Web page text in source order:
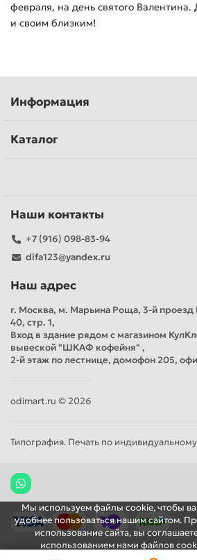
февраля, на день святого Валентина.
и своим близким!
Информация
Каталог
Наши контакты
+7 (916) 098-83-94
difa123@yandex.ru
Наш адрес
г. Москва, м. Марьина Роща, 3-й
40, стр. 1,
Вход в здание рядом с магазином
вывеской "ШКАФ кофейня" ,
2-й этаж по лестнице, домофон 205,
odimart.ru © 2026
Типография. Печать по индивидуальному
Мы используем файлы cookie, чтобы
удобнее пользоваться нашим сайтом.
использование сайта, вы
использованием нами файлов